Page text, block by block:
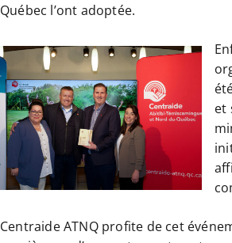
Québec l’ont adoptée.
et
Centraide ATNQ profite de cet